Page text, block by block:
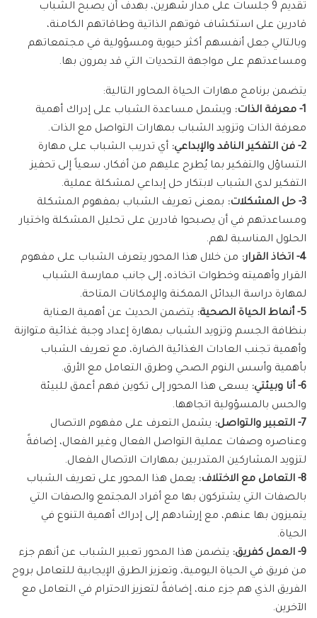
تقديم 9 جلسات على مدار شهرين، بهدف أن يصبح الشباب
قادرين على استكشاف قوتهم الذاتية وطاقاتهم الكامنة،
وبالتالي جعل أنفسهم أكثر حيوية ومسؤولية في مجتمعاتهم
ومساعدتهم على مواجهة التحديات التي قد يمرون بها.
يتضمن برنامج مهارات الحياة المحاور التالية:
1- معرفة الذات:
ويشمل مساعدة الشباب على إدراك أهمية
معرفة الذات وتزويد الشباب بمهارات التواصل مع الذات.
2- فن التفكير الناقد والإبداعي:
أي تدريب الشباب على مهارة
التساؤل والتفكير بما يُطرح عليهم من أفكار، سعياً إلى تحفيز
التفكير لدى الشباب لابتكار حل إبداعي لمشكلة عملية.
3- حل المشكلات:
بمعنى تعريف الشباب بمفهوم المشكلة
ومساعدتهم في أن يصبحوا قادرين على تحليل المشكلة واختيار
الحلول المناسبة لهم.
4- اتخاذ القرار:
من خلال هذا المحور يتعرف الشباب على مفهوم
القرار وأهميته وخطوات اتخاذه، إلى جانب ممارسة الشباب
لمهارة دراسة البدائل الممكنة والإمكانات المتاحة.
5- أنماط الحياة الصحية:
يتضمن الحديث عن أهمية العناية
بنظافة الجسم وتزويد الشباب بمهارة إعداد وجبة غذائية متوازنة
وأهمية تجنب العادات الغذائية الضارة، مع تعريف الشباب
بأهمية وأسس النوم الصحي وطرق التعامل مع الأرق.
6- أنا وبيئتي:
يسعى هذا المحور إلى تكوين فهم أعمق للبيئة
والحس بالمسؤولية اتجاهها.
7- التعبير والتواصل:
يشمل التعرف على مفهوم الاتصال
وعناصره وصفات عملية التواصل الفعال وغير الفعال، إضافةً
لتزويد المشاركين المتدربين بمهارات الاتصال الفعال.
8- التعامل مع الاختلاف:
يعمل هذا المحور على تعريف الشباب
بالصفات التي يشتركون بها مع أفراد المجتمع والصفات التي
يتميزون بها عنهم، مع إرشادهم إلى إدراك أهمية التنوع في
الحياة.
9- العمل كفريق:
يتضمن هذا المحور تعبير الشباب عن أنهم جزء
من فريق في الحياة اليومية، وتعزيز الطرق الإيجابية للتعامل بروح
الفريق الذي هم جزء منه، إضافةً لتعزيز الاحترام في التعامل مع
الآخرين.